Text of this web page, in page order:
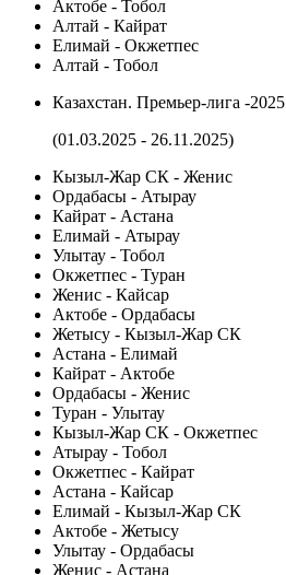
Актобе - Тобол
Алтай - Кайрат
Елимай - Окжетпес
Алтай - Тобол
Казахстан. Премьер-лига -2025
(01.03.2025 - 26.11.2025)
Кызыл-Жар СК - Женис
Ордабасы - Атырау
Кайрат - Астана
Елимай - Атырау
Улытау - Тобол
Окжетпес - Туран
Женис - Кайсар
Актобе - Ордабасы
Жетысу - Кызыл-Жар СК
Астана - Елимай
Кайрат - Актобе
Ордабасы - Женис
Туран - Улытау
Кызыл-Жар СК - Окжетпес
Атырау - Тобол
Окжетпес - Кайрат
Астана - Кайсар
Елимай - Кызыл-Жар СК
Актобе - Жетысу
Улытау - Ордабасы
Женис - Астана